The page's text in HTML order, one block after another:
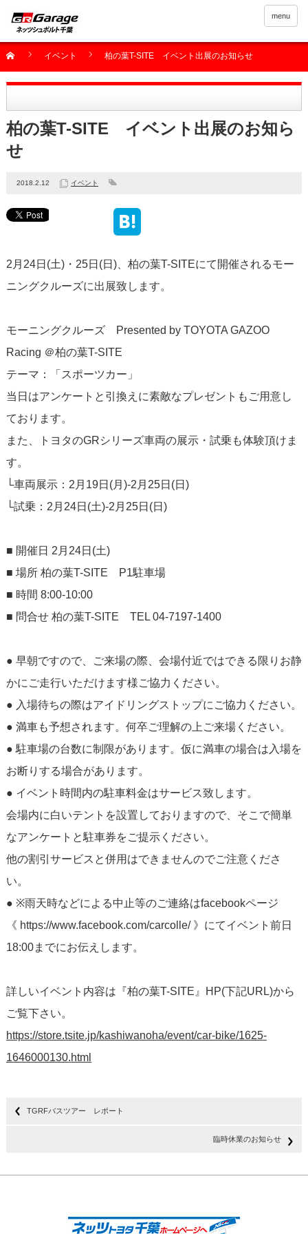
menu
イベント 柏の葉T-SITE イベント出展のお知らせ
柏の葉T-SITE イベント出展のお知ら
せ
2018.2.12 イベント
2月24日(土)・25日(日)、柏の葉T-SITEにて開催されるモー
ニングクルーズに出展致します。
モーニングクルーズ Presented by TOYOTA GAZOO
Racing ＠柏の葉T-SITE
テーマ：「スポーツカー」
当日はアンケートと引換えに素敵なプレゼントもご用意し
ております。
また、トヨタのGRシリーズ車両の展示・試乗も体験頂けま
す。
└車両展示：2月19日(月)-2月25日(日)
└試乗：2月24日(土)-2月25日(日)
■ 開催日 2月24日(土)
■ 場所 柏の葉T-SITE P1駐車場
■ 時間 8:00-10:00
■ 問合せ 柏の葉T-SITE TEL 04-7197-1400
● 早朝ですので、ご来場の際、会場付近ではできる限りお静
かにご走行いただけます様ご協力ください。
● 入場待ちの際はアイドリングストップにご協力ください。
● 満車も予想されます。何卒ご理解の上ご来場ください。
● 駐車場の台数に制限があります。仮に満車の場合は入場を
お断りする場合があります。
● イベント時間内の駐車料金はサービス致します。
会場内に白いテントを設置しておりますので、そこで簡単
なアンケートと駐車券をご提示ください。
他の割引サービスと併用はできませんのでご注意くださ
い。
● ※雨天時などによる中止等のご連絡はfacebookページ
《 https://www.facebook.com/carcolle/ 》にてイベント前日
18:00までにお伝えします。
詳しいイベント内容は『柏の葉T-SITE』HP(下記URL)から
ご覧下さい。
https://store.tsite.jp/kashiwanoha/event/car-bike/1625-
1646000130.html
TGRFバスツアー レポート
臨時休業のお知らせ